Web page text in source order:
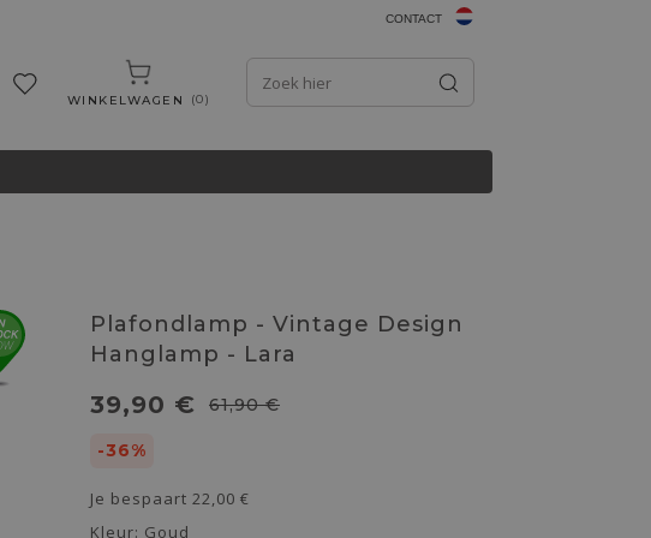
CONTACT
WINKELWAGEN 0
Plafondlamp - Vintage Design
Hanglamp - Lara
39,90 € 61,90 €
-36%
Je bespaart 22,00 €
Kleur: Goud